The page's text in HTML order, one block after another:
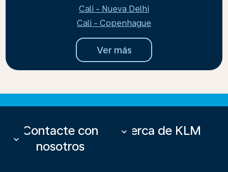
Cali - Nueva Delhi
Cali - Copenhague
Ver más
Contacte con
nosotros
keyboard_arrow_down
Acerca de KLM
keyboard_arrow_down